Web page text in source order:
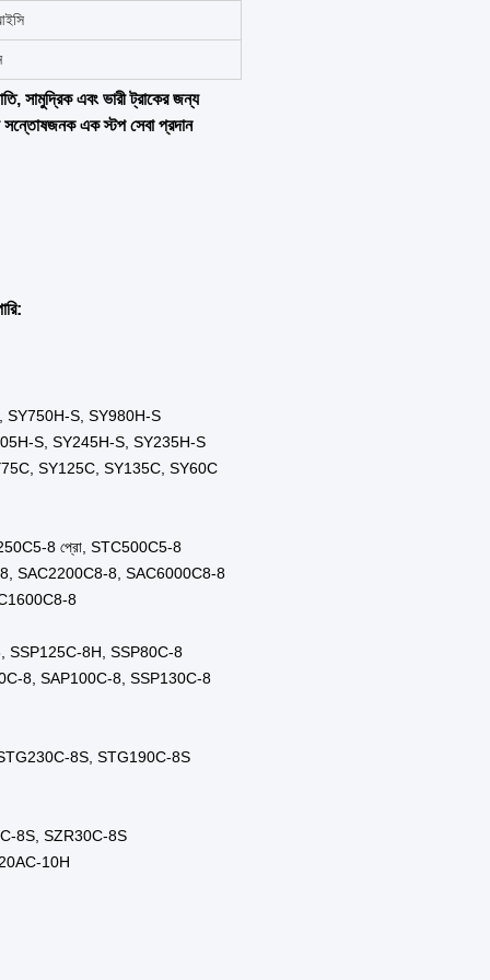
সন্তোষজনক এক স্টপ সেবা প্রদান